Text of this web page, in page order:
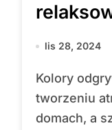
lis 28, 2024
Kolory odgrywają kluczową rolę w
tworzeniu
domach, a